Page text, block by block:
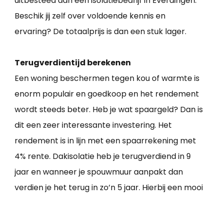
Beschik jij zelf over voldoende kennis en
ervaring? De totaalprijs is dan een stuk lager.
Terugverdientijd berekenen
Een woning beschermen tegen kou of warmte is
enorm populair en goedkoop en het rendement
wordt steeds beter. Heb je wat spaargeld? Dan is
dit een zeer interessante investering. Het
rendement is in lijn met een spaarrekening met
4% rente. Dakisolatie heb je terugverdiend in 9
jaar en wanneer je spouwmuur aanpakt dan
verdien je het terug in zo’n 5 jaar. Hierbij een mooi